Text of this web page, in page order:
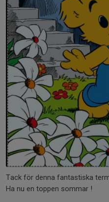
Tack för denna fantastiska
Ha nu en toppen sommar !